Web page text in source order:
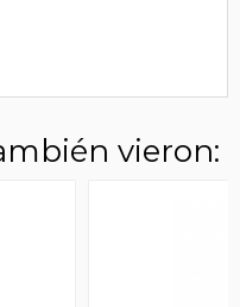
vieron: